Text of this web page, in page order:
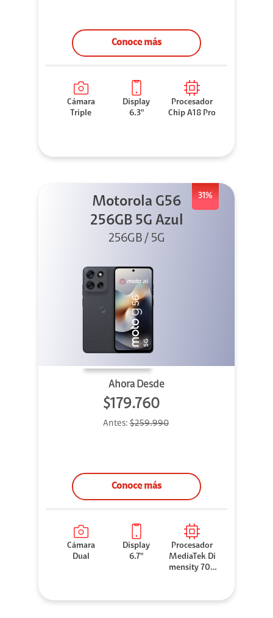
Conoce más
Cámara
Triple
Display
6.3"
Procesador
Chip A18 Pro
31%
Motorola G56
256GB 5G Azul
256GB / 5G
Ahora Desde
$179.760
Antes:$259.990
Conoce más
Cámara
Dual
Display
6.7"
Procesador
MediaTek Di
mensity 706